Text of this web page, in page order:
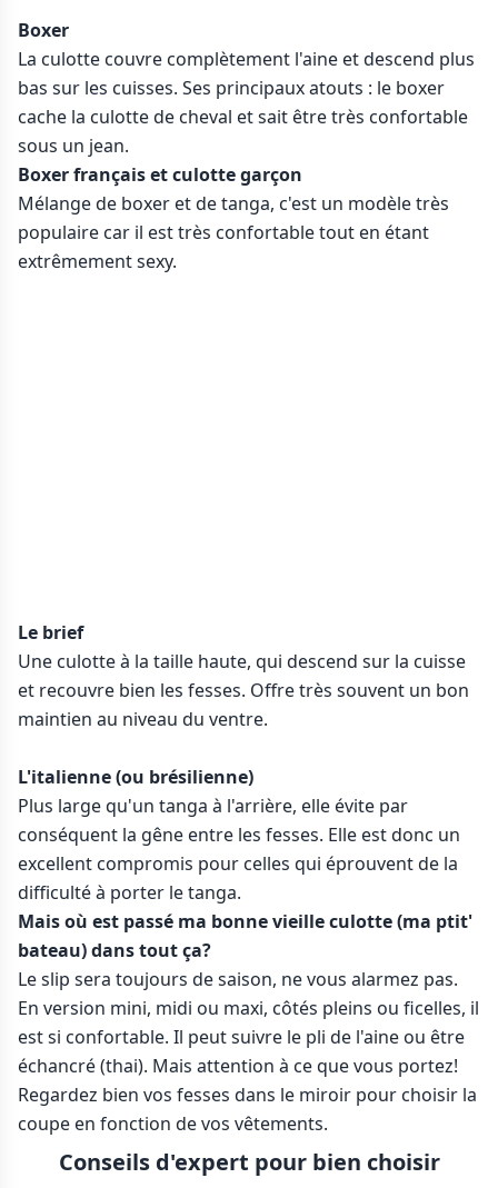
Boxer
La culotte couvre complètement l'aine et descend plus
bas sur les cuisses. Ses principaux atouts : le boxer
cache la culotte de cheval et sait être très confortable
sous un jean.
Boxer français et culotte garçon
Mélange de boxer et de tanga, c'est un modèle très
populaire car il est très confortable tout en étant
extrêmement sexy.
Le brief
Une culotte à la taille haute, qui descend sur la cuisse
et recouvre bien les fesses. Offre très souvent un bon
maintien au niveau du ventre.
L'italienne (ou brésilienne)
Plus large qu'un tanga à l'arrière, elle évite par
conséquent la gêne entre les fesses. Elle est donc un
excellent compromis pour celles qui éprouvent de la
difficulté à porter le tanga.
Mais où est passé ma bonne vieille culotte (ma ptit'
bateau) dans tout ça?
Le slip sera toujours de saison, ne vous alarmez pas.
En version mini, midi ou maxi, côtés pleins ou ficelles, il
est si confortable. Il peut suivre le pli de l'aine ou être
échancré (thai). Mais attention à ce que vous portez!
Regardez bien vos fesses dans le miroir pour choisir la
coupe en fonction de vos vêtements.
Conseils d'expert pour bien choisir